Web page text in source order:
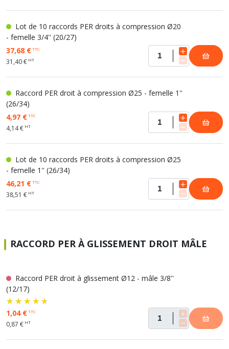
Lot de 10 raccords PER droits à compression Ø20
- femelle 3/4'' (20/27)
37,68 €TTC
31,40 € HT
Raccord PER droit à compression Ø25 - femelle 1''
(26/34)
4,97 €TTC
4,14 € HT
Lot de 10 raccords PER droits à compression Ø25
- femelle 1'' (26/34)
46,21 €TTC
38,51 € HT
RACCORD PER À GLISSEMENT DROIT MÂLE
Raccord PER droit à glissement Ø12 - mâle 3/8''
(12/17)
1,04 €TTC
0,87 € HT